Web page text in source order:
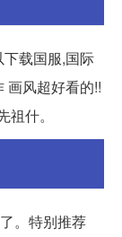
载国服,国际
画风超好看的!!
什。
。特别推荐